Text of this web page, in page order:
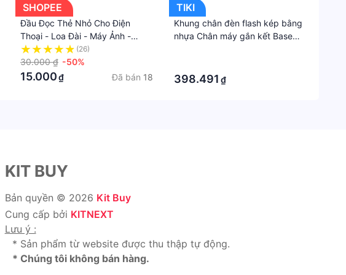
SHOPEE
Đầu Đọc Thẻ Nhỏ Cho Điện
Thoại - Loa Đài - Máy Ảnh -
Cổng Usb -Tf - Mini Microsd- Vỏ
Kim Loại Sắt Nhôm Có Đèn Led
Nháy
(26)
30.000 ₫ -50%
15.000₫ Đã bán 18
TIKI
Khung chân đèn flash kép bằng
nhựa Chân máy gắn kết Base
giữ đèn LED dưới nước
398.491 ₫
KIT BUY
Bản quyền © 2026 Kit Buy
Cung cấp bởi KITNEXT
Lưu ý :
* Sản phẩm từ website được thu thập tự động.
* Chúng tôi không bán hàng.